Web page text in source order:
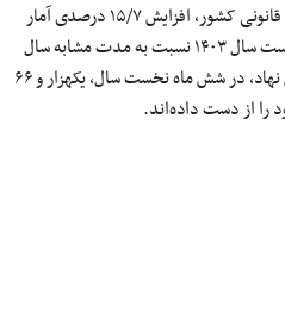
بررسی داده‌های آماری سازمان پزشکی قانونی کشور، افزایش ۱۵/۷ درصدی آمار
فوتی‌های حوادث کار در شش ماه نخست سال ۱۴۰۳ نسبت به مدت مشابه سال
قبل را نشان می‌دهد. طبق گزارش این نهاد، در شش ماه نخست سال، یکهزار و ۶۶